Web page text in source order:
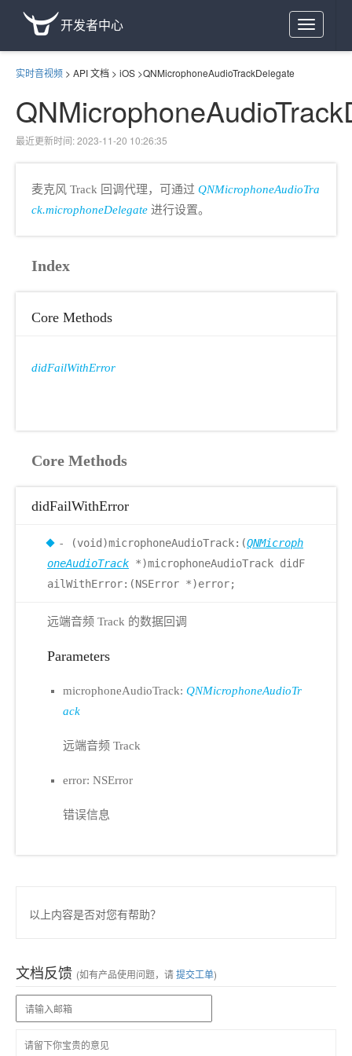
Toggle
navigation
开发者中心
实时音视频 > API 文档 > iOS >QNMicrophoneAudioTrackDelegate
最近更新时间: 2023-11-20 10:26:35
麦克风 Track 回调代理，可通过 QNMicrophoneAudioTra
ck.microphoneDelegate 进行设置。
Index
Core Methods
didFailWithError
Core Methods
didFailWithError
- (void)microphoneAudioTrack:(QNMicroph
oneAudioTrack *)microphoneAudioTrack didF
ailWithError:(NSError *)error;
远端音频 Track 的数据回调
Parameters
microphoneAudioTrack: QNMicrophoneAudioTr
ack
远端音频 Track
error: NSError
错误信息
以上内容是否对您有帮助？
文档反馈 (如有产品使用问题，请提交工单)